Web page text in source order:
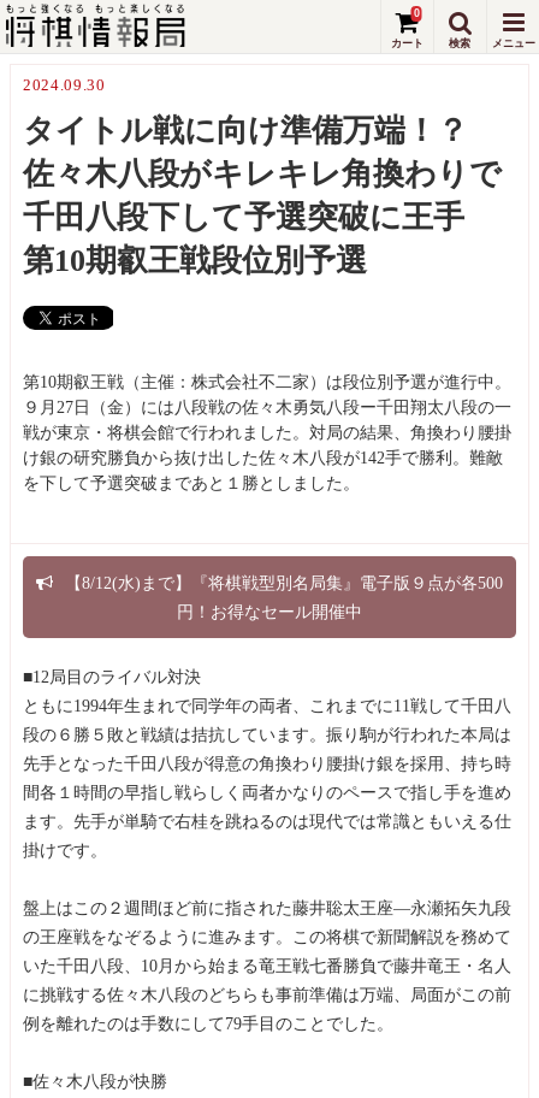
0
2024.09.30
タイトル戦に向け準備万端！？
佐々木八段がキレキレ角換わりで
千田八段下して予選突破に王手
第10期叡王戦段位別予選
第10期叡王戦（主催：株式会社不二家）は段位別予選が進行中。
９月27日（金）には八段戦の佐々木勇気八段ー千田翔太八段の一
戦が東京・将棋会館で行われました。対局の結果、角換わり腰掛
け銀の研究勝負から抜け出した佐々木八段が142手で勝利。難敵
を下して予選突破まであと１勝としました。
【8/12(水)まで】『将棋戦型別名局集』電子版９点が各500
円！お得なセール開催中
■12局目のライバル対決
ともに1994年生まれで同学年の両者、これまでに11戦して千田八
段の６勝５敗と戦績は拮抗しています。振り駒が行われた本局は
先手となった千田八段が得意の角換わり腰掛け銀を採用、持ち時
間各１時間の早指し戦らしく両者かなりのペースで指し手を進め
ます。先手が単騎で右桂を跳ねるのは現代では常識ともいえる仕
掛けです。
盤上はこの２週間ほど前に指された藤井聡太王座―永瀬拓矢九段
の王座戦をなぞるように進みます。この将棋で新聞解説を務めて
いた千田八段、10月から始まる竜王戦七番勝負で藤井竜王・名人
に挑戦する佐々木八段のどちらも事前準備は万端、局面がこの前
例を離れたのは手数にして79手目のことでした。
■佐々木八段が快勝